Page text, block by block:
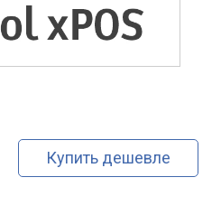
Купить дешевле